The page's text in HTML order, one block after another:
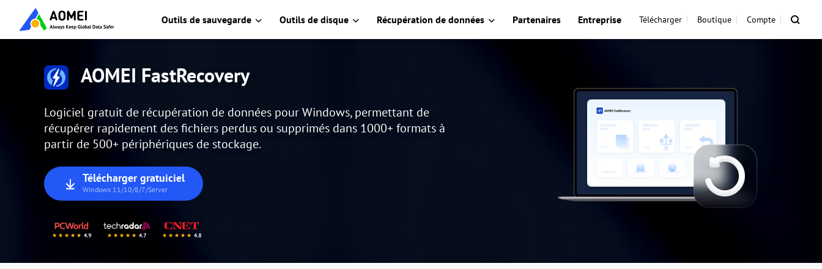
Outils de sauvegarde Outils de disque Récupération de données Partenaires Entreprise Télécharger Boutique Compte
AOMEI FastRecovery
Logiciel gratuit de récupération de données pour Windows, permettant de
récupérer rapidement des fichiers perdus ou supprimés dans 1000+ formats à
partir de 500+ périphériques de stockage.
Télécharger gratuiciel
Windows 11/10/8/7/Server